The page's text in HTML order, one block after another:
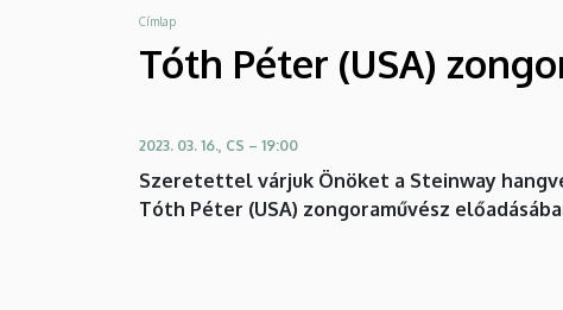
Zeneművészeti
Morzsa
Címlap
Tóth Péter (USA)
2023. 03. 16., CS – 19:00
Szeretettel várjuk Önöket a Steinway
Tóth Péter (USA) zongoraművész